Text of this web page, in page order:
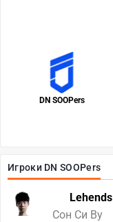
Игроки DN SOOPers
Lehends
Сон Си Ву
DN SOOPers